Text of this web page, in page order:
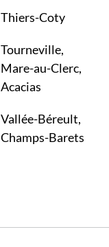
Thiers-Coty
Tourneville,
Mare-au-Clerc,
Acacias
Vallée-Béreult,
Champs-Barets